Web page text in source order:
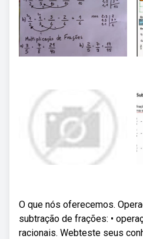
O que nós oferecemos.
subtração de frações: •
racionais. Webteste seus